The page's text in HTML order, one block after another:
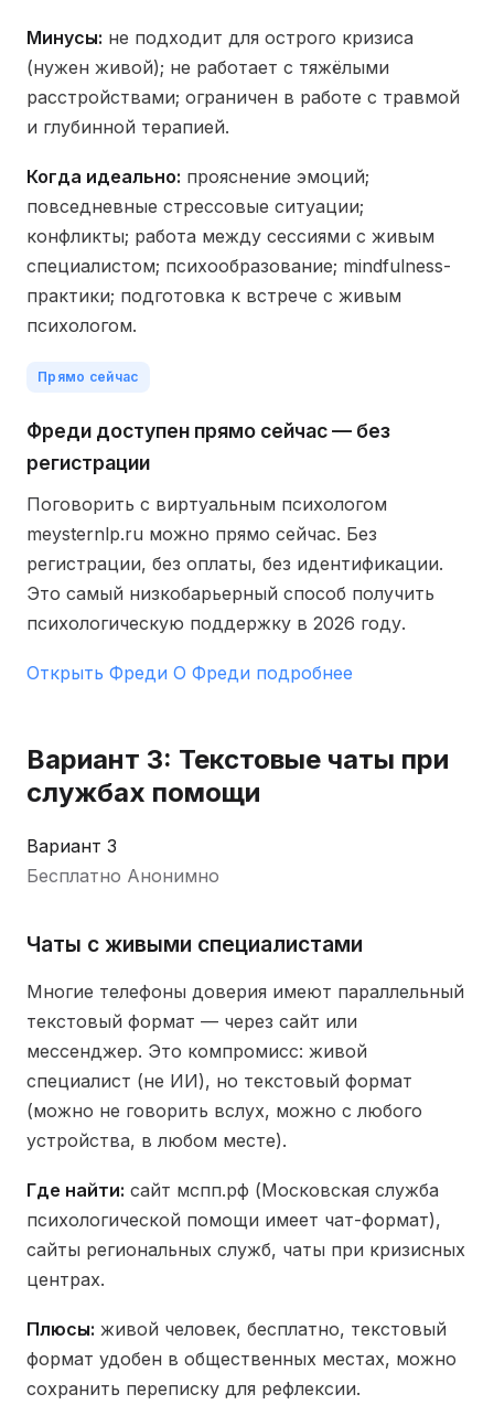
Минусы: не подходит для острого кризиса
(нужен живой); не работает с тяжёлыми
расстройствами; ограничен в работе с травмой
и глубинной терапией.
Когда идеально: прояснение эмоций;
повседневные стрессовые ситуации;
конфликты; работа между сессиями с живым
специалистом; психообразование; mindfulness-
практики; подготовка к встрече с живым
психологом.
Прямо сейчас
Фреди доступен прямо сейчас — без
регистрации
Поговорить с виртуальным психологом
meysternlp.ru можно прямо сейчас. Без
регистрации, без оплаты, без идентификации.
Это самый низкобарьерный способ получить
психологическую поддержку в 2026 году.
Открыть Фреди О Фреди подробнее
Вариант 3: Текстовые чаты при
службах помощи
Вариант 3
Бесплатно Анонимно
Чаты с живыми специалистами
Многие телефоны доверия имеют параллельный
текстовый формат — через сайт или
мессенджер. Это компромисс: живой
специалист (не ИИ), но текстовый формат
(можно не говорить вслух, можно с любого
устройства, в любом месте).
Где найти: сайт мспп.рф (Московская служба
психологической помощи имеет чат-формат),
сайты региональных служб, чаты при кризисных
центрах.
Плюсы: живой человек, бесплатно, текстовый
формат удобен в общественных местах, можно
сохранить переписку для рефлексии.